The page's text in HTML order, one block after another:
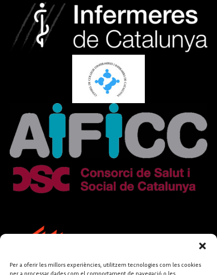
Per a oferir les millors experiències, utilitzem tecnologies com les cookies
per a processar dades com el comportament de navegació o les